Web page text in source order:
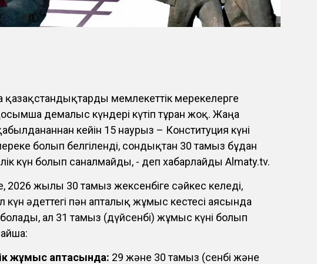
мемлекеттік мерекелерге
демалыс күндері күтіп тұрған жоқ. Жаңа
кейін 15 наурыз – Конституция күні
болып белгіленді, сондықтан 30 тамыз бұдан
күн болып саналмайды, - деп хабарлайды Almaty.tv.
2026 жылғы 30 тамыз жексенбіге сәйкес келеді,
күн әдеттегі пән апталық жұмыс кестесі аясында
ал 31 тамыз (дүйсенбі) жұмыс күні болып
жұмыс аптасында: 29 және 30 тамыз (сенбі және